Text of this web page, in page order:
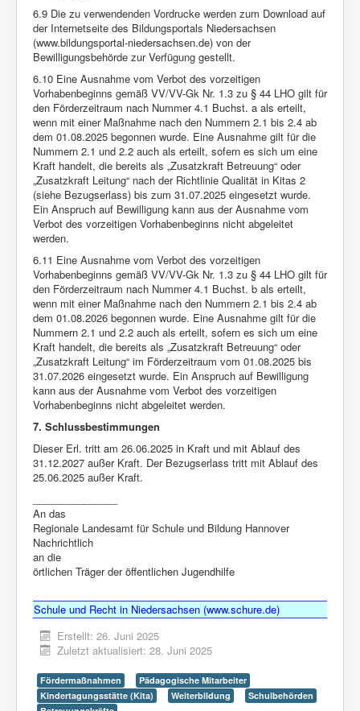
6.9 Die zu verwendenden Vordrucke werden zum Download auf
der Internetseite des Bildungsportals Niedersachsen
(www.bildungsportal-niedersachsen.de) von der
Bewilligungsbehörde zur Verfügung gestellt.
6.10 Eine Ausnahme vom Verbot des vorzeitigen
Vorhabenbeginns gemäß VV/VV-Gk Nr. 1.3 zu § 44 LHO gilt für
den Förderzeitraum nach Nummer 4.1 Buchst. a als erteilt,
wenn mit einer Maßnahme nach den Nummern 2.1 bis 2.4 ab
dem 01.08.2025 begonnen wurde. Eine Ausnahme gilt für die
Nummern 2.1 und 2.2 auch als erteilt, sofern es sich um eine
Kraft handelt, die bereits als „Zusatzkraft Betreuung“ oder
„Zusatzkraft Leitung“ nach der Richtlinie Qualität in Kitas 2
(siehe Bezugserlass) bis zum 31.07.2025 eingesetzt wurde.
Ein Anspruch auf Bewilligung kann aus der Ausnahme vom
Verbot des vorzeitigen Vorhabenbeginns nicht abgeleitet
werden.
6.11 Eine Ausnahme vom Verbot des vorzeitigen
Vorhabenbeginns gemäß VV/VV-Gk Nr. 1.3 zu § 44 LHO gilt für
den Förderzeitraum nach Nummer 4.1 Buchst. b als erteilt,
wenn mit einer Maßnahme nach den Nummern 2.1 bis 2.4 ab
dem 01.08.2026 begonnen wurde. Eine Ausnahme gilt für die
Nummern 2.1 und 2.2 auch als erteilt, sofern es sich um eine
Kraft handelt, die bereits als „Zusatzkraft Betreuung“ oder
„Zusatzkraft Leitung“ im Förderzeitraum vom 01.08.2025 bis
31.07.2026 eingesetzt wurde. Ein Anspruch auf Bewilligung
kann aus der Ausnahme vom Verbot des vorzeitigen
Vorhabenbeginns nicht abgeleitet werden.
7. Schlussbestimmungen
Dieser Erl. tritt am 26.06.2025 in Kraft und mit Ablauf des
31.12.2027 außer Kraft. Der Bezugserlass tritt mit Ablauf des
25.06.2025 außer Kraft.
An das
Regionale Landesamt für Schule und Bildung Hannover
Nachrichtlich
an die
örtlichen Träger der öffentlichen Jugendhilfe
Schule und Recht in Niedersachsen (www.schure.de)
Erstellt: 26. Juni 2025
Zuletzt aktualisiert: 28. Juni 2025
Fördermaßnahmen
Pädagogische Mitarbeiter
Kindertagungsstätte (Kita)
Weiterbildung
Schulbehörden